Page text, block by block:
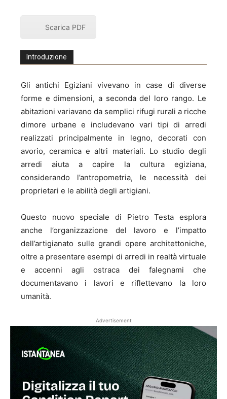
Scarica PDF
Introduzione
Gli antichi Egiziani vivevano in case di diverse
forme e dimensioni, a seconda del loro rango. Le
abitazioni variavano da semplici rifugi rurali a ricche
dimore urbane e includevano vari tipi di arredi
realizzati principalmente in legno, decorati con
avorio, ceramica e altri materiali. Lo studio degli
arredi aiuta a capire la cultura egiziana,
considerando l’antropometria, le necessità dei
proprietari e le abilità degli artigiani.
Questo nuovo speciale di Pietro Testa esplora
anche l’organizzazione del lavoro e l’impatto
dell’artigianato sulle grandi opere architettoniche,
oltre a presentare esempi di arredi in realtà virtuale
e accenni agli ostraca dei falegnami che
documentavano i lavori e riflettevano la loro
umanità.
Advertisement